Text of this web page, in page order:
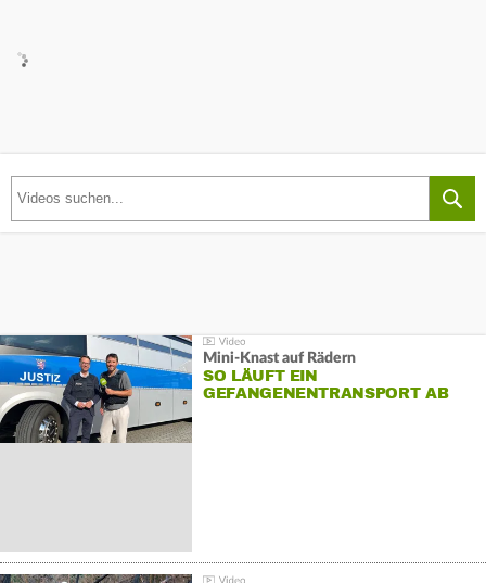
Mini-Knast auf Rädern
SO LÄUFT EIN
GEFANGENENTRANSPORT AB